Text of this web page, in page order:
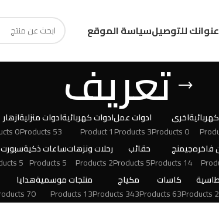
للتوصيلسياسة الموقع
تعريفاخرى
0 Products
ادوات عمل
3 Products
ادوات كهربائية
1 Product
ادوات منزلية
53 Products
ازهار
0 Products
فاخرهجيمنج
14 Products
حقائب
5 Products
رحلات ونزهات
2 Products
ساعات ذكية
5 Products
سبورت
5 Products
كاسات
63 Products
مكياج
343 Products
منتجات موسمية
13 Products
هدايا
70 Products